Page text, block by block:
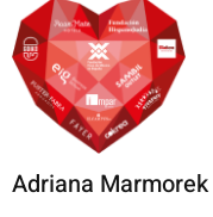
Adriana Marmorek